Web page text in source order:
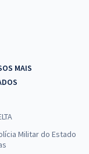
MAIS
Militar do Estado